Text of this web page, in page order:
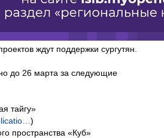
ждут поддержки сургутян.
до 26 марта за следующие
тайгу»
)
пространства «Куб»